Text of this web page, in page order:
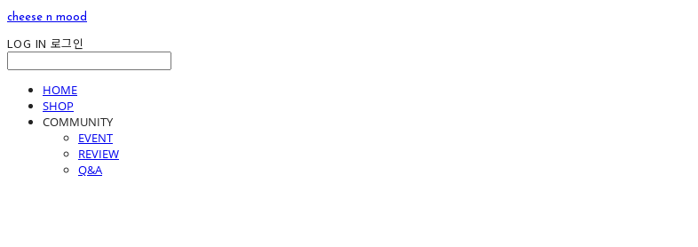
cheese n mood
LOG IN 로그인
HOME
SHOP
COMMUNITY
EVENT
REVIEW
Q&A